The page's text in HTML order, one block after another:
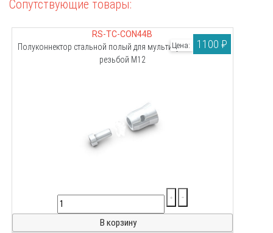
RS-TC-CON44B
Полуконнектор стальной полый для мультикуба под болт с
резьбой М12
Цена: 1100 ₽